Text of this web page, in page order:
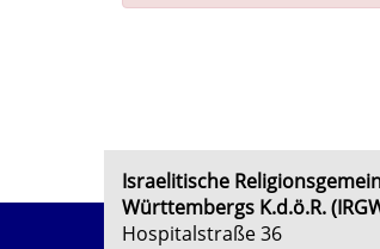
Israelitische
Württembergs K.d.ö.R.
Hospitalstraße 36